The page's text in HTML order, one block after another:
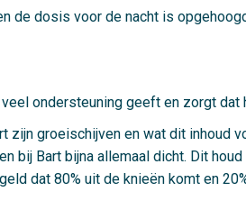
de dosis voor de nacht is
ondersteuning geeft en zorgt dat
zijn groeischijven en wat dit inhoud
Bart bijna allemaal dicht. Dit
dat 80% uit de knieën komt en